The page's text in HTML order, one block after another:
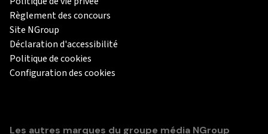
Règlement des concours
Site NGroup
Déclaration d'accessibilité
Politique de cookies
Configuration des cookies
Les autres marques du groupe média NGroup